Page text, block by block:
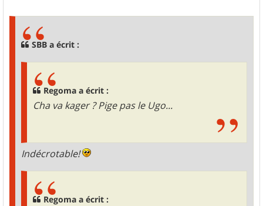
SBB a écrit :
Regoma a écrit :
Cha va kager ? Pige pas le Ugo...
Indécrotable!
Regoma a écrit :